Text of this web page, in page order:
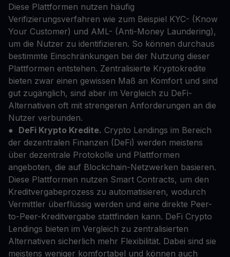
Diese Plattformen nutzen häufig
Verifizierungsverfahren wie zum Beispiel KYC- (Know
Your Customer) und AML- (Anti-Money Laundering),
um die Nutzer zu identifizieren. So können durchaus
bestimmte Einschränkungen bei der Nutzung dieser
Plattformen entstehen. Zentralisierte Kryptokredite
bieten zwar einen gewissen Maß an Komfort und sind
gut zugänglich, sind aber im Vergleich zu DeFi-
Alternativen oft mit strengeren Anforderungen an die
Nutzer verbunden.
● DeFi Krypto Kredite. Crypto Lendings im Bereich
der dezentralen Finanzen (DeFi) werden meistens
über dezentrale Protokolle und Plattformen
angeboten, die auf Blockchain-Netzwerken basieren.
Diese Plattformen nutzen Smart Contracts, um den
Kreditvergabeprozess zu automatisieren, wodurch
Vermittler überflüssig werden und eine direkte Peer-
to-Peer-Kreditvergabe stattfinden kann. DeFi Crypto
Lendings bieten im Vergleich zu zentralisierten
Alternativen sicherlich mehr Flexibilität. Dabei sind sie
meistens weniger komfortabel und können auch